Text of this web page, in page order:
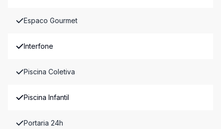
Espaco Gourmet
Interfone
Piscina Coletiva
Piscina Infantil
Portaria 24h